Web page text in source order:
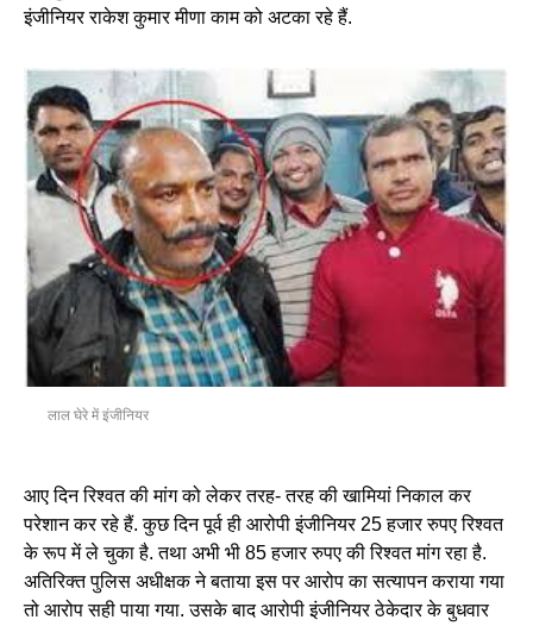
इंजीनियर राकेश कुमार मीणा काम को अटका रहे हैं.
लाल घेरे में इंजीनियर
आए दिन रिश्वत की मांग को लेकर तरह- तरह की खामियां निकाल कर
परेशान कर रहे हैं. कुछ दिन पूर्व ही आरोपी इंजीनियर 25 हजार रुपए रिश्वत
के रूप में ले चुका है. तथा अभी भी 85 हजार रुपए की रिश्वत मांग रहा है.
अतिरिक्त पुलिस अधीक्षक ने बताया इस पर आरोप का सत्यापन कराया गया
तो आरोप सही पाया गया. उसके बाद आरोपी इंजीनियर ठेकेदार के बुधवार